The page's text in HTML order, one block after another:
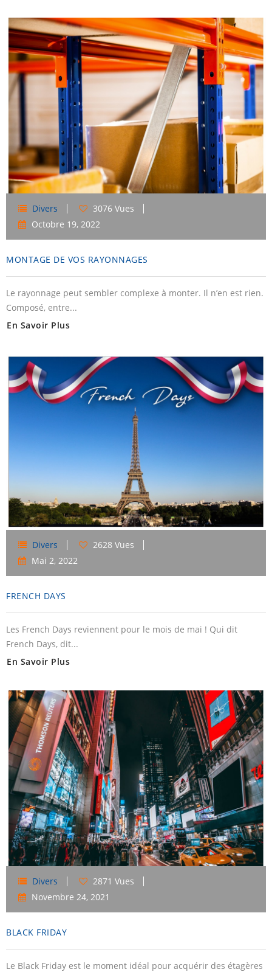
Divers
3076 Vues
Octobre 19, 2022
MONTAGE DE VOS RAYONNAGES
Le rayonnage peut sembler complexe à monter. Il n’en est rien.
Composé, entre...
En Savoir Plus
Divers
2628 Vues
Mai 2, 2022
FRENCH DAYS
Les French Days reviennent pour le mois de mai ! Qui dit
French Days, dit...
En Savoir Plus
Divers
2871 Vues
Novembre 24, 2021
BLACK FRIDAY
Le Black Friday est le moment idéal pour acquérir des étagères